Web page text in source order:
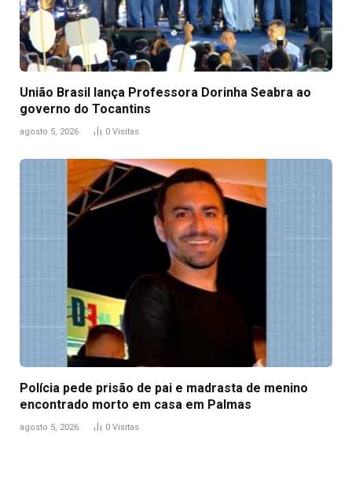
União Brasil lança Professora Dorinha Seabra ao
governo do Tocantins
agosto 5, 2026 0 Visitas
Polícia pede prisão de pai e madrasta de menino
encontrado morto em casa em Palmas
agosto 5, 2026 0 Visitas